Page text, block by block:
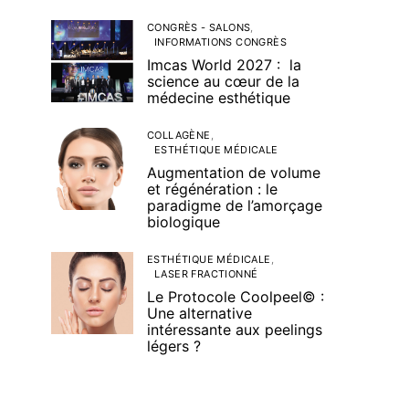
CONGRÈS - SALONS
INFORMATIONS CONGRÈS
Imcas World 2027 : la
science au cœur de la
médecine esthétique
COLLAGÈNE
ESTHÉTIQUE MÉDICALE
Augmentation de volume
et régénération : le
paradigme de l’amorçage
biologique
ESTHÉTIQUE MÉDICALE
LASER FRACTIONNÉ
Le Protocole Coolpeel© :
Une alternative
intéressante aux peelings
légers ?